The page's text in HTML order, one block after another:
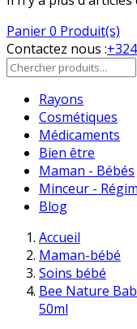
Panier0 Produit(s)
Contactez nous :
Rayons
Cosmétiques
Médicaments
Bien être
Maman - Bébés
Minceur -
Blog
Accueil
Maman-bébé
Soins bébé
Bee Nature
50ml